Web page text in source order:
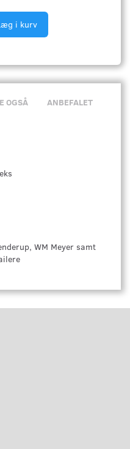
i kurv
OGSÅ ANBEFALET
WM Meyer samt